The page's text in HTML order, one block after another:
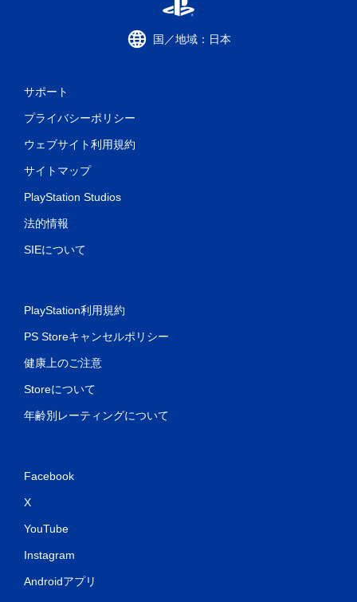
国／地域：日本
サポート
プライバシーポリシー
ウェブサイト利用規約
サイトマップ
PlayStation Studios
法的情報
SIEについて
PlayStation利用規約
PS Storeキャンセルポリシー
健康上のご注意
Storeについて
年齢別レーティングについて
Facebook
X
YouTube
Instagram
Androidアプリ